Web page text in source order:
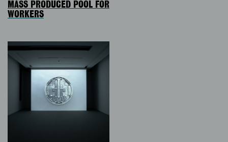
MASS PRODUCED POOL FOR
WORKERS